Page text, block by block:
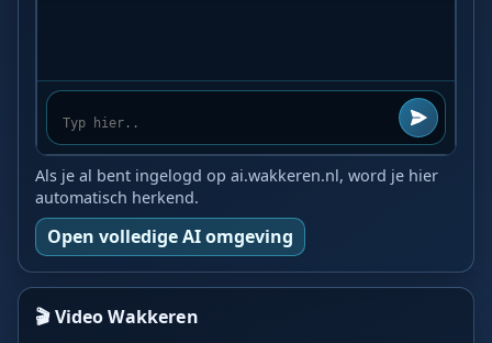
Als je al bent ingelogd op ai.wakkeren.nl, word je hier
automatisch herkend.
Open volledige AI omgeving
🎬 Video Wakkeren